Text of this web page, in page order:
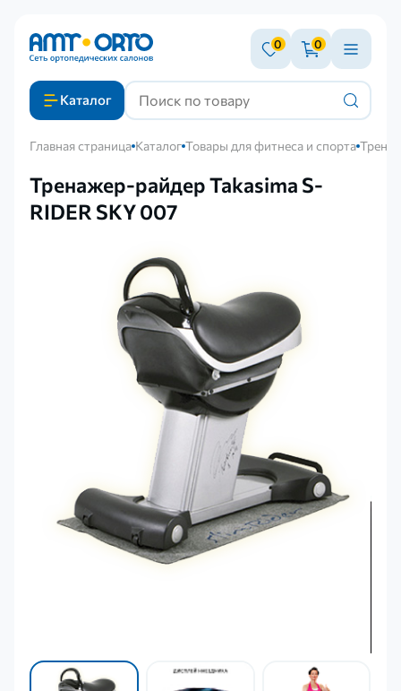
0 0
Каталог
Главная страница Каталог Товары для фитнеса и спорта
Тренажер-райдер Takasima S-
RIDER SKY 007